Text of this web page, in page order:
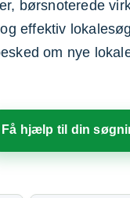
børsnoterede
effektiv
om nye
Få hjælp til din